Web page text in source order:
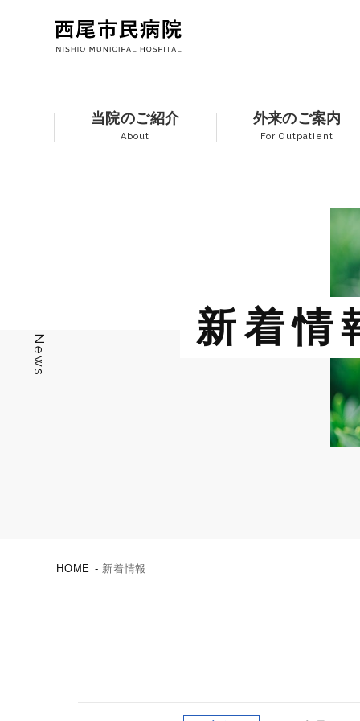
当院のご紹介
About
外来のご案内
For Outpatient
News
新着情
HOME 新着情報